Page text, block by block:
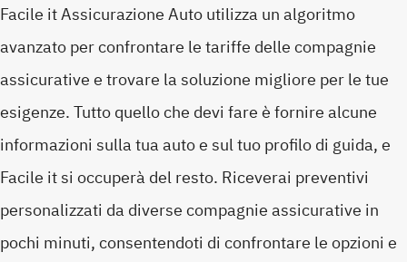
Facile it Assicurazione Auto utilizza un algoritmo
avanzato per confrontare le tariffe delle compagnie
assicurative e trovare la soluzione migliore per le tue
esigenze. Tutto quello che devi fare è fornire alcune
informazioni sulla tua auto e sul tuo profilo di guida, e
Facile it si occuperà del resto. Riceverai preventivi
personalizzati da diverse compagnie assicurative in
pochi minuti, consentendoti di confrontare le opzioni e